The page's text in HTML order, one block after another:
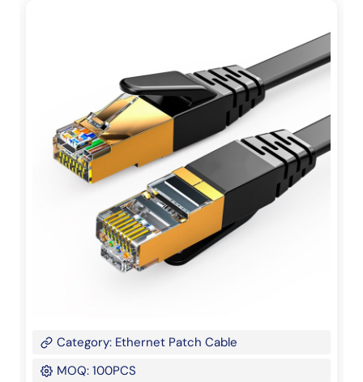
Category: Ethernet Patch Cable
MOQ: 100PCS